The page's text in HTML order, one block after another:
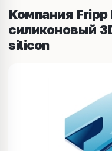
Компания Fripp
силиконовый
silicon